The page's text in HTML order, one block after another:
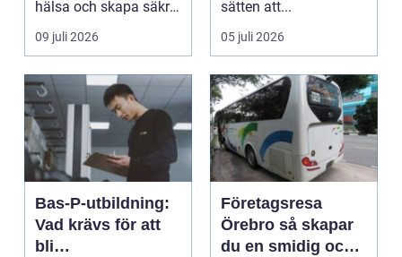
hälsa och skapa säkra
m...
09 juli 2026
sätten att...
05 juli 2026
Bas-P-utbildning:
Vad krävs för att
bli
Företagsresa
Örebro så skapar
du en smidig och